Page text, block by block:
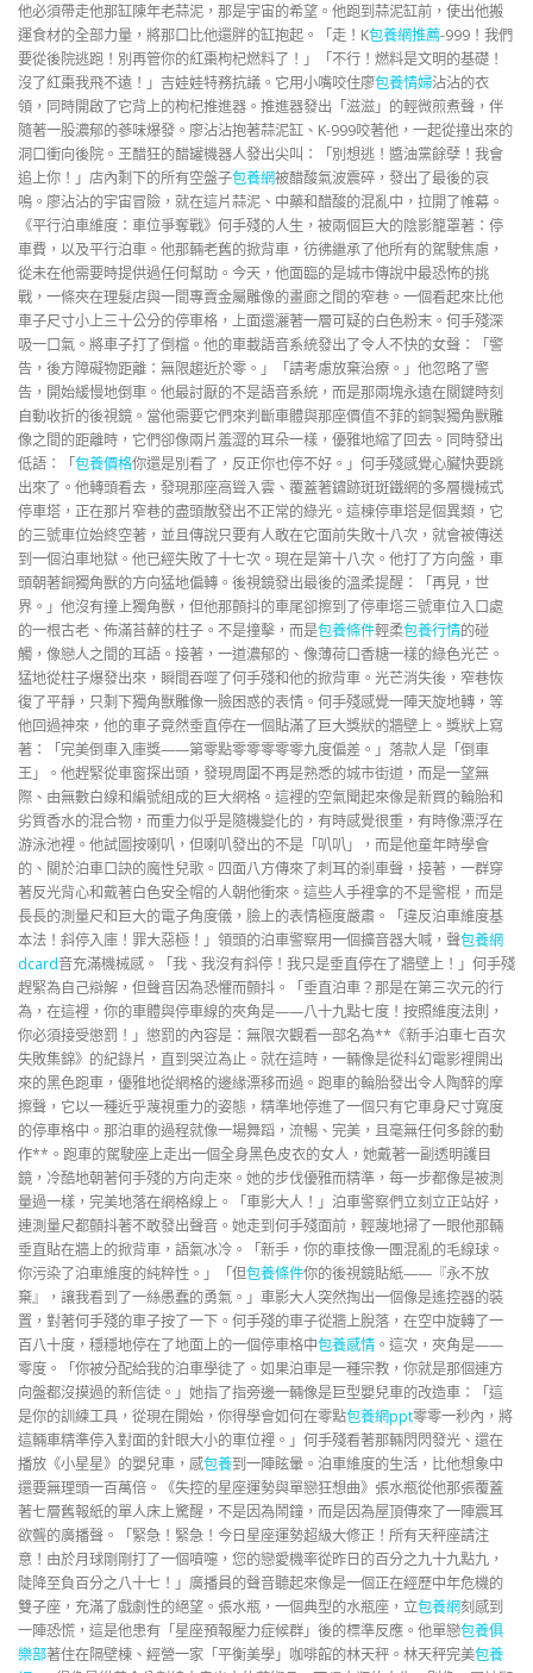
他必須帶走他那缸陳年老蒜泥，那是宇宙的希望。他跑到蒜泥缸前，使出他搬
運食材的全部力量，將那口比他還胖的缸抱起。「走！K包養網推薦-999！我們
要從後院逃跑！別再管你的紅棗枸杞燃料了！」「不行！燃料是文明的基礎！
沒了紅棗我飛不遠！」吉娃娃特務抗議。它用小嘴咬住廖包養情婦沾沾的衣
領，同時開啟了它背上的枸杞推進器。推進器發出「滋滋」的輕微煎煮聲，伴
隨著一股濃郁的蔘味爆發。廖沾沾抱著蒜泥缸、K-999咬著他，一起從撞出來的
洞口衝向後院。王醋狂的醋罐機器人發出尖叫：「別想逃！醬油黨餘孽！我會
追上你！」店內剩下的所有空盤子包養網被醋酸氣波震碎，發出了最後的哀
鳴。廖沾沾的宇宙冒險，就在這片蒜泥、中藥和醋酸的混亂中，拉開了帷幕。
《平行泊車維度：車位爭奪戰》何手殘的人生，被兩個巨大的陰影籠罩著：停
車費，以及平行泊車。他那輛老舊的掀背車，彷彿繼承了他所有的駕駛焦慮，
從未在他需要時提供過任何幫助。今天，他面臨的是城市傳說中最恐怖的挑
戰，一條夾在理髮店與一間專賣金屬雕像的畫廊之間的窄巷。一個看起來比他
車子尺寸小上三十公分的停車格，上面還灑著一層可疑的白色粉末。何手殘深
吸一口氣。將車子打了倒檔。他的車載語音系統發出了令人不快的女聲：「警
告，後方障礙物距離：無限趨近於零。」「請考慮放棄治療。」他忽略了警
告，開始緩慢地倒車。他最討厭的不是語音系統，而是那兩塊永遠在關鍵時刻
自動收折的後視鏡。當他需要它們來判斷車體與那座價值不菲的銅製獨角獸雕
像之間的距離時，它們卻像兩片羞澀的耳朵一樣，優雅地縮了回去。同時發出
低語：「包養價格你還是別看了，反正你也停不好。」何手殘感覺心臟快要跳
出來了。他轉頭看去，發現那座高聳入雲、覆蓋著鏽跡斑斑鐵網的多層機械式
停車塔，正在那片窄巷的盡頭散發出不正常的綠光。這棟停車塔是個異類，它
的三號車位始終空著，並且傳說只要有人敢在它面前失敗十八次，就會被傳送
到一個泊車地獄。他已經失敗了十七次。現在是第十八次。他打了方向盤，車
頭朝著銅獨角獸的方向猛地偏轉。後視鏡發出最後的溫柔提醒：「再見，世
界。」他沒有撞上獨角獸，但他那顫抖的車尾卻擦到了停車塔三號車位入口處
的一根古老、佈滿苔蘚的柱子。不是撞擊，而是包養條件輕柔包養行情的碰
觸，像戀人之間的耳語。接著，一道濃郁的、像薄荷口香糖一樣的綠色光芒。
猛地從柱子爆發出來，瞬間吞噬了何手殘和他的掀背車。光芒消失後，窄巷恢
復了平靜，只剩下獨角獸雕像一臉困惑的表情。何手殘感覺一陣天旋地轉，等
他回過神來，他的車子竟然垂直停在一個貼滿了巨大獎狀的牆壁上。獎狀上寫
著：「完美倒車入庫獎——第零點零零零零零九度偏差。」落款人是「倒車
王」。他趕緊從車窗探出頭，發現周圍不再是熟悉的城市街道，而是一望無
際、由無數白線和編號組成的巨大網格。這裡的空氣聞起來像是新買的輪胎和
劣質香水的混合物，而重力似乎是隨機變化的，有時感覺很重，有時像漂浮在
游泳池裡。他試圖按喇叭，但喇叭發出的不是「叭叭」，而是他童年時學會
的、關於泊車口訣的魔性兒歌。四面八方傳來了刺耳的剎車聲，接著，一群穿
著反光背心和戴著白色安全帽的人朝他衝來。這些人手裡拿的不是警棍，而是
長長的測量尺和巨大的電子角度儀，臉上的表情極度嚴肅。「違反泊車維度基
本法！斜停入庫！罪大惡極！」領頭的泊車警察用一個擴音器大喊，聲包養網
dcard音充滿機械感。「我、我沒有斜停！我只是垂直停在了牆壁上！」何手殘
趕緊為自己辯解，但聲音因為恐懼而顫抖。「垂直泊車？那是在第三次元的行
為，在這裡，你的車體與停車線的夾角是——八十九點七度！按照維度法則，
你必須接受懲罰！」懲罰的內容是：無限次觀看一部名為**《新手泊車七百次
失敗集錦》的紀錄片，直到哭泣為止。就在這時，一輛像是從科幻電影裡開出
來的黑色跑車，優雅地從網格的邊緣漂移而過。跑車的輪胎發出令人陶醉的摩
擦聲，它以一種近乎蔑視重力的姿態，精準地停進了一個只有它車身尺寸寬度
的停車格中。那泊車的過程就像一場舞蹈，流暢、完美，且毫無任何多餘的動
作**。跑車的駕駛座上走出一個全身黑色皮衣的女人，她戴著一副透明護目
鏡，冷酷地朝著何手殘的方向走來。她的步伐優雅而精準，每一步都像是被測
量過一樣，完美地落在網格線上。「車影大人！」泊車警察們立刻立正站好，
連測量尺都顫抖著不敢發出聲音。她走到何手殘面前，輕蔑地掃了一眼他那輛
垂直貼在牆上的掀背車，語氣冰冷。「新手，你的車技像一團混亂的毛線球。
你污染了泊車維度的純粹性。」「但包養條件你的後視鏡貼紙——『永不放
棄』，讓我看到了一絲愚蠢的勇氣。」車影大人突然掏出一個像是遙控器的裝
置，對著何手殘的車子按了一下。何手殘的車子從牆上脫落，在空中旋轉了一
百八十度，穩穩地停在了地面上的一個停車格中包養感情 。這次，夾角是——
零度。「你被分配給我的泊車學徒了。如果泊車是一種宗教，你就是那個連方
向盤都沒摸過的新信徒。」她指了指旁邊一輛像是巨型嬰兒車的改造車：「這
是你的訓練工具，從現在開始，你得學會如何在零點包養網ppt零零一秒內，將
這輛車精準停入對面的針眼大小的車位裡。」何手殘看著那輛閃閃發光、還在
播放《小星星》的嬰兒車，感包養到一陣眩暈。泊車維度的生活，比他想象中
還要無理頭一百萬倍。《失控的星座運勢與單戀狂想曲》張水瓶從他那張覆蓋
著七層舊報紙的單人床上驚醒，不是因為鬧鐘，而是因為屋頂傳來了一陣震耳
欲聾的廣播聲。「緊急！緊急！今日星座運勢超級大修正！所有天秤座請注
意！由於月球剛剛打了一個噴嚏，您的戀愛機率從昨日的百分之九十九點九，
陡降至負百分之八十七！」廣播員的聲音聽起來像是一個正在經歷中年危機的
雙子座，充滿了戲劇性的絕望。張水瓶，一個典型的水瓶座，立包養網刻感到
一陣恐慌，這是他患有「星座預報壓力症候群」後的標準反應。他單戀包養俱
樂部著住在隔壁棟、經營一家「平衡美學」咖啡館的林天秤。林天秤完美包養